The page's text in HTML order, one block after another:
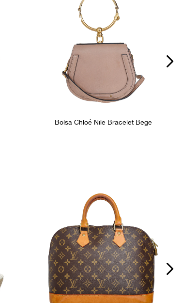
Bolsa Chloé Nile Bracelet Bege